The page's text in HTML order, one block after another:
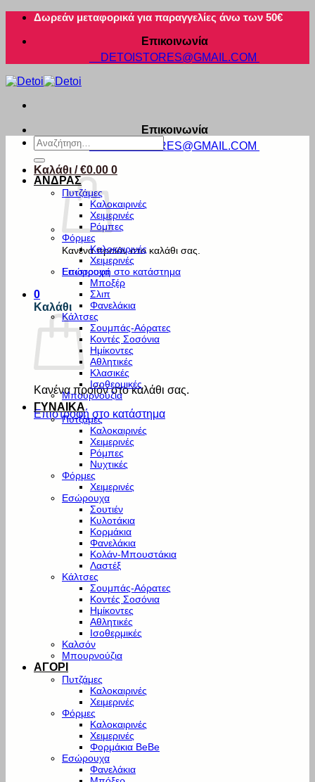
Μετάβαση
περιεχόμενο
Δωρεάν μεταφορικά για παραγγελίες άνω των 50€
Επικοινωνία
DETOISTORES@GMAIL.COM
Επικοινωνία
DETOISTORES@GMAIL.COM
Καλάθι /€0.00 0
Κανένα προϊόν στο καλάθι σας.
Επιστροφή στο κατάστημα
0
Καλάθι
Κανένα προϊόν στο καλάθι σας.
Επιστροφή στο κατάστημα
Αναζήτηση
για:
ΑΝΔΡΑΣ
Πυτζάμες
Καλοκαιρινές
Χειμερινές
Ρόμπες
Φόρμες
Καλοκαιρινές
Χειμερινές
Εσώρουχα
Μποξέρ
Σλιπ
Φανελάκια
Κάλτσες
Σουμπάς-Αόρατες
Κοντές Σοσόνια
Ημίκοντες
Αθλητικές
Κλασικές
Ισοθερμικές
Μπουρνούζια
ΓΥΝΑΙΚΑ
Πυτζάμες
Καλοκαιρινές
Χειμερινές
Ρόμπες
Νυχτικές
Φόρμες
Χειμερινές
Εσώρουχα
Σουτιέν
Κυλοτάκια
Κορμάκια
Φανελάκια
Κολάν-Μπουστάκια
Λαστέξ
Κάλτσες
Σουμπάς-Αόρατες
Κοντές Σοσόνια
Ημίκοντες
Αθλητικές
Ισοθερμικές
Καλσόν
Μπουρνούζια
ΑΓΟΡΙ
Πυτζάμες
Καλοκαιρινές
Χειμερινές
Φόρμες
Καλοκαιρινές
Χειμερινές
Φορμάκια BeBe
Εσώρουχα
Φανελάκια